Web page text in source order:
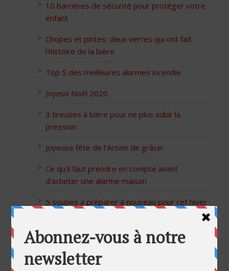
10 barrières de sécurité pour protéger votre
enfant
Chopes et pintes: deux verres qui ont fait
l’histoire de la bière
Top 5 des meilleures alarmes incendie
Joyeux Noël 2020
3 tireuses à bière pour ne plus subir la
pression
Joyeuse fête de l’Action de grâce!
Ce qu’il faut prendre en compte avant
d’acheter une alarme maison
5 soupes à préparer à nouveau pour cet hiver
5 idées cadeaux Moulinex pour votre mère
pour l’Action de Grâce